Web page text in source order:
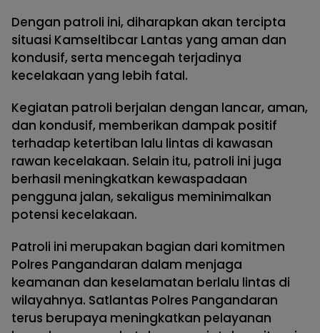
Dengan patroli ini, diharapkan akan tercipta
situasi Kamseltibcar Lantas yang aman dan
kondusif, serta mencegah terjadinya
kecelakaan yang lebih fatal.
Kegiatan patroli berjalan dengan lancar, aman,
dan kondusif, memberikan dampak positif
terhadap ketertiban lalu lintas di kawasan
rawan kecelakaan. Selain itu, patroli ini juga
berhasil meningkatkan kewaspadaan
pengguna jalan, sekaligus meminimalkan
potensi kecelakaan.
Patroli ini merupakan bagian dari komitmen
Polres Pangandaran dalam menjaga
keamanan dan keselamatan berlalu lintas di
wilayahnya. Satlantas Polres Pangandaran
terus berupaya meningkatkan pelayanan